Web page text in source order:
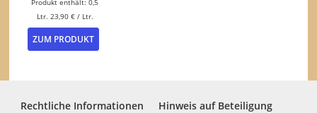
Produkt enthält: 0,5
Ltr. 23,90 €/ Ltr.
ZUM PRODUKT
Rechtliche Informationen Hinweis auf Beteiligung